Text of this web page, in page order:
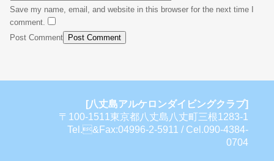
Save my name, email, and website in this browser for the next time I
comment.
Post Comment
[八丈島アルケロンダイビングクラブ]
〒100-1511東京都八丈島八丈町三根1283-1
Tel.&Fax:04996-2-5911 / Cel.090-4384-
0704